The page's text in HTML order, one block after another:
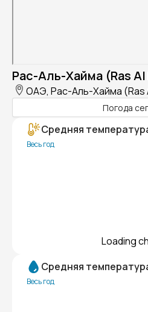
Рас-Аль-Хайма (Ras
ОАЭ, Рас-Аль-Хайма (Ras
Погода
Средняя
Весь год
Loading
Средняя
Весь год